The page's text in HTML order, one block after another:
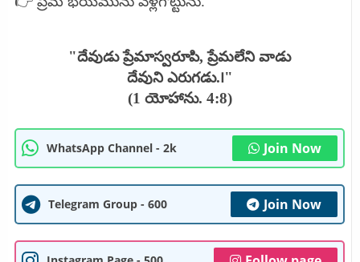
"దేవుడు ప్రేమాస్వరూపి, ప్రేమలేని వాడు
దేవుని ఎరుగడు.౹"
(1 యోహాను. 4:8)
WhatsApp Channel - 2k Join Now
Telegram Group - 600 Join Now